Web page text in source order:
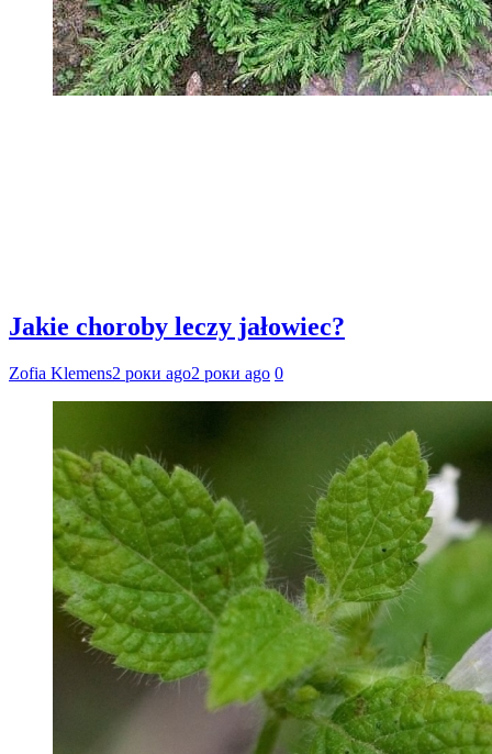
Jakie choroby leczy jałowiec?
Zofia Klemens2 роки ago2 роки ago 0